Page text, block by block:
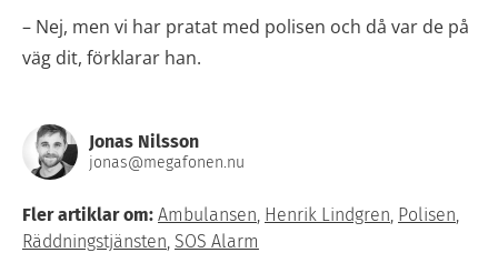
– Nej, men vi har pratat med polisen och då var de på
väg dit, förklarar han.
Jonas Nilsson
jonas@megafonen.nu
Fler artiklar om: Ambulansen, Henrik Lindgren, Polisen,
Räddningstjänsten, SOS Alarm